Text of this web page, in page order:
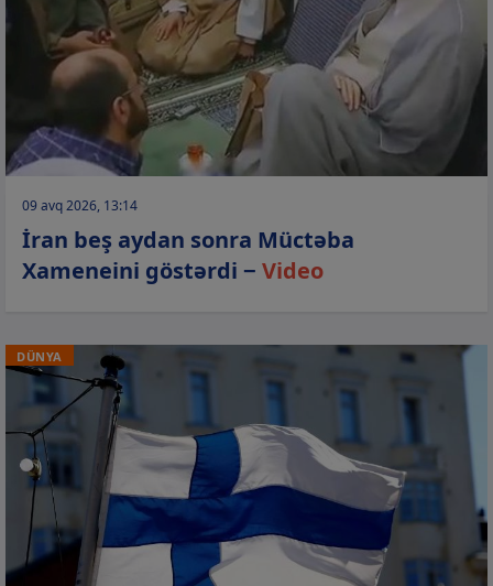
09 avq 2026, 13:14
İran beş aydan sonra Müctəba
Xameneini göstərdi − Video
DÜNYA